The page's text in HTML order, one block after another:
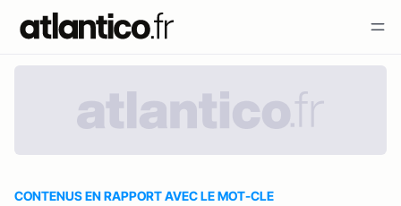
CONTENUS EN RAPPORT AVEC LE MOT-CLE